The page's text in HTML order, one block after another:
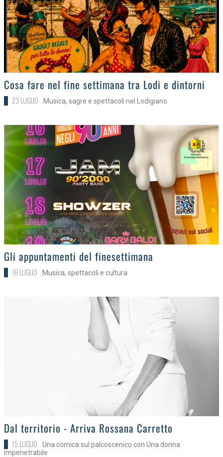
>
Cosa fare nel fine settimana tra Lodi e dintorni
23 LUGLIO Musica, sagre e spettacoli nel Lodigiano
>
Gli appuntamenti del finesettimana
16 LUGLIO Musica, spettacoli e cultura
>
Dal territorio - Arriva Rossana Carretto
15 LUGLIO
Una comica sul palcoscenico con Una donna
impenetrabile